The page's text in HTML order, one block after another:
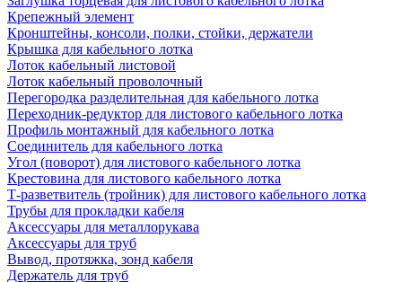
Крепежный элемент
Кронштейны, консоли, полки, стойки, держатели
Крышка для кабельного лотка
Лоток кабельный листовой
Лоток кабельный проволочный
Перегородка разделительная для кабельного лотка
Переходник-редуктор для листового кабельного лотка
Профиль монтажный для кабельного лотка
Соединитель для кабельного лотка
Угол (поворот) для листового кабельного лотка
Крестовина для листового кабельного лотка
Т-разветвитель (тройник) для листового кабельного лотка
Трубы для прокладки кабеля
Аксессуары для металлорукава
Аксессуары для труб
Вывод, протяжка, зонд кабеля
Держатель для труб